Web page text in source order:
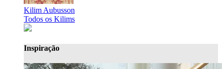
Kilim Aubusson
Todos os Kilims
Inspiração